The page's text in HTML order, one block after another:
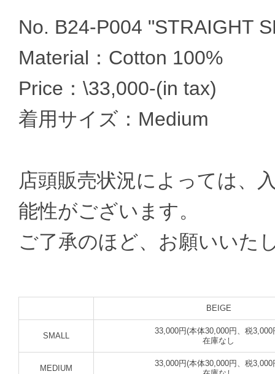
No. B24-P004 "STRAIGHT
Material：Cotton 100%
Price：\33,000-(in tax)
着用サイズ：Medium
店頭販売状況によっては、
能性がございます。
ご了承のほど、お願いいた
BEIGE
SMALL
33,000円(本体30,000円、税3,000
在庫なし
MEDIUM
33,000円(本体30,000円、税3,000